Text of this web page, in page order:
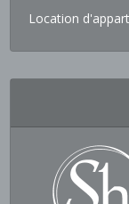
Location